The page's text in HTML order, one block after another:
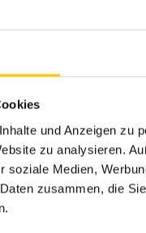
und Anzeigen zu
zu analysieren.
soziale Medien,
zusammen, die
gem.